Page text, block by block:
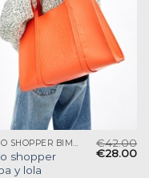
shopper
y lola
€42.00
€28.00